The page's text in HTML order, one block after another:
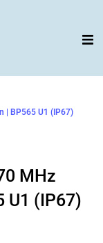
| BP565 U1 (IP67)
MHz
U1 (IP67)